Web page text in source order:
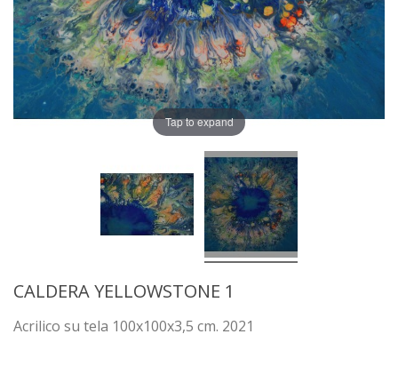
Tap to expand
CALDERA YELLOWSTONE 1
Acrilico su tela 100x100x3,5 cm. 2021